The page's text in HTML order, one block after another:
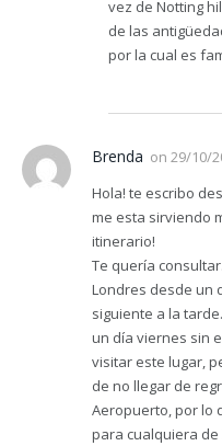
vez de Notting
de las
por la cual es
Brenda on 29/10/
Hola! te escribo
me esta sirviendo
itinerario!
Te quería
Londres desde un
siguiente a la
un día viernes sin
visitar este lugar,
de no llegar de
Aeropuerto, por lo
para cualquiera de